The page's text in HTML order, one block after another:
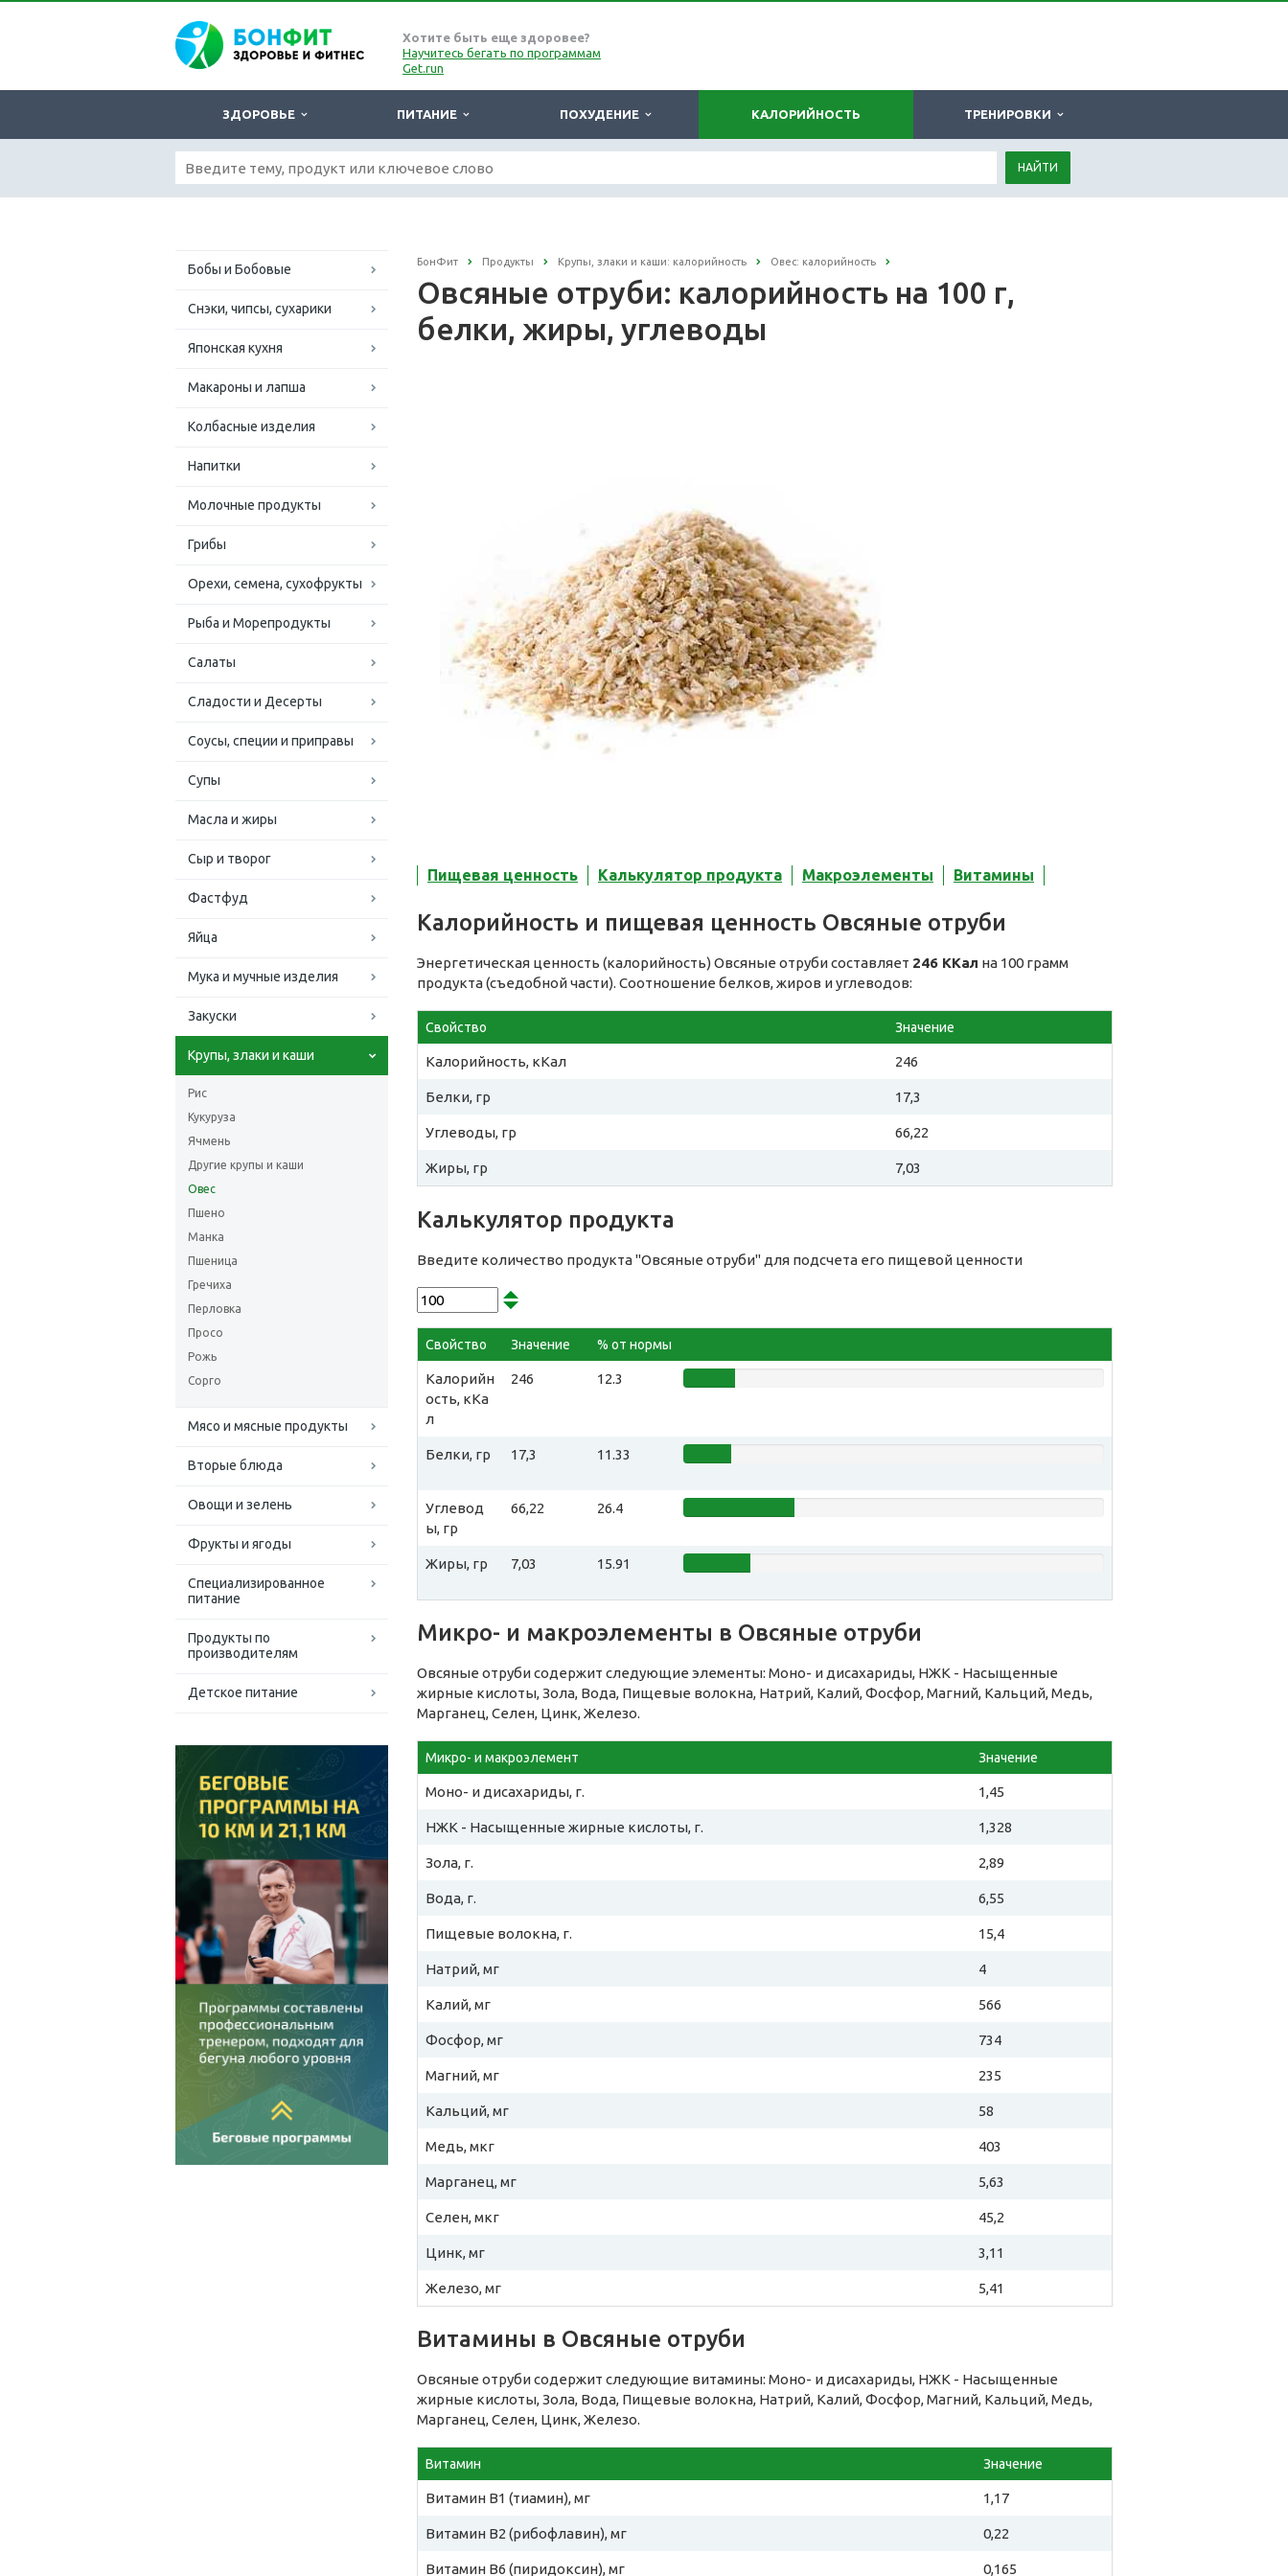
Хотите быть еще здоровее?
Научитесь бегать по программам
Get.run
ЗДОРОВЬЕ ПИТАНИЕ ПОХУДЕНИЕ КАЛОРИЙНОСТЬ ТРЕНИРОВКИ
НАЙТИ
Бобы и Бобовые
Снэки, чипсы, сухарики
Японская кухня
Макароны и лапша
Колбасные изделия
Напитки
Молочные продукты
Грибы
Орехи, семена, сухофрукты
Рыба и Морепродукты
Салаты
Сладости и Десерты
Соусы, специи и приправы
Супы
Масла и жиры
Сыр и творог
Фастфуд
Яйца
Мука и мучные изделия
Закуски
Крупы, злаки и каши
Рис
Кукуруза
Ячмень
Другие крупы и каши
Овес
Пшено
Манка
Пшеница
Гречиха
Перловка
Просо
Рожь
Сорго
Мясо и мясные продукты
Вторые блюда
Овощи и зелень
Фрукты и ягоды
Специализированное
питание
Продукты по
производителям
Детское питание
БонФит Продукты Крупы, злаки и каши: калорийность Овес: калорийность
Овсяные отруби: калорийность на 100 г,
белки, жиры, углеводы
Пищевая ценность Калькулятор продукта Макроэлементы Витамины
Калорийность и пищевая ценность Овсяные отруби
Энергетическая ценность (калорийность) Овсяные отруби составляет 246 ККал на 100 грамм
продукта (съедобной части). Соотношение белков, жиров и углеводов:
Свойство Значение
Калорийность, кКал 246
Белки, гр 17,3
Углеводы, гр 66,22
Жиры, гр 7,03
Калькулятор продукта
Введите количество продукта "Овсяные отруби" для подсчета его пищевой ценности
Свойство Значение % от нормы
Калорийн
ость, кКа
л
246 12.3
Белки, гр 17,3 11.33
Углевод
ы, гр
66,22 26.4
Жиры, гр 7,03 15.91
Микро- и макроэлементы в Овсяные отруби
Овсяные отруби содержит следующие элементы: Моно- и дисахариды, НЖК - Насыщенные
жирные кислоты, Зола, Вода, Пищевые волокна, Натрий, Калий, Фосфор, Магний, Кальций, Медь,
Марганец, Селен, Цинк, Железо.
Микро- и макроэлемент Значение
Моно- и дисахариды, г. 1,45
НЖК - Насыщенные жирные кислоты, г. 1,328
Зола, г. 2,89
Вода, г. 6,55
Пищевые волокна, г. 15,4
Натрий, мг 4
Калий, мг 566
Фосфор, мг 734
Магний, мг 235
Кальций, мг 58
Медь, мкг 403
Марганец, мг 5,63
Селен, мкг 45,2
Цинк, мг 3,11
Железо, мг 5,41
Витамины в Овсяные отруби
Овсяные отруби содержит следующие витамины: Моно- и дисахариды, НЖК - Насыщенные
жирные кислоты, Зола, Вода, Пищевые волокна, Натрий, Калий, Фосфор, Магний, Кальций, Медь,
Марганец, Селен, Цинк, Железо.
Витамин Значение
Витамин B1 (тиамин), мг 1,17
Витамин B2 (рибофлавин), мг 0,22
Витамин B6 (пиридоксин), мг 0,165